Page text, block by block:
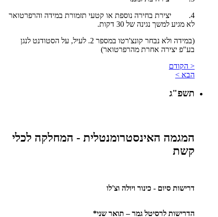
4. יצירת בחירה נוספת או קטעי תזמורת במידה והרפרטואר
לא מגיע למשך נגינה של 30 דקות.
(במידה ולא נבחר קונצ'רטו במספר 2. לעיל, על הסטודנט לנגן
בע"פ יצירה אחרת מהרפרטואר)
< הקודם
הבא >
תשפ"ג
המגמה האינסטרומנטלית - המחלקה לכלי
קשת
דרישות סיום - כינור ויולה וצ'לו
הדרישות לרסיטל גמר – תואר שני*